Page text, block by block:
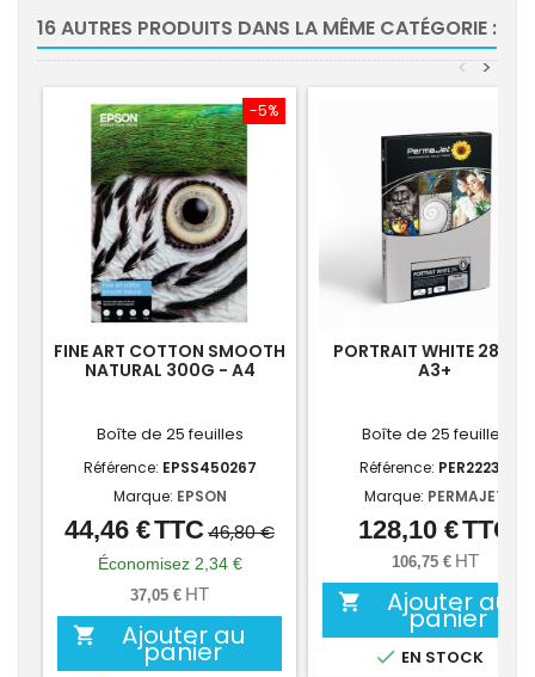
16 AUTRES PRODUITS DANS LA MÊME CATÉGORIE :
>
<
-5%
FINE ART COTTON SMOOTH
NATURAL 300G - A4
Boîte de 25 feuilles
Référence: EPSS450267
Marque: EPSON
Prix
Prix
de
base
44,46 €TTC46,80 €
Économisez 2,34 €
37,05 € HT
 Ajouter au
panier
PORTRAIT WHITE 285G
A3+
Boîte de 25 feuilles
Référence: PER22233
Marque: PERMAJET
Prix
128,10 €TTC
106,75 € HT
 Ajouter au
panier
 EN STOCK